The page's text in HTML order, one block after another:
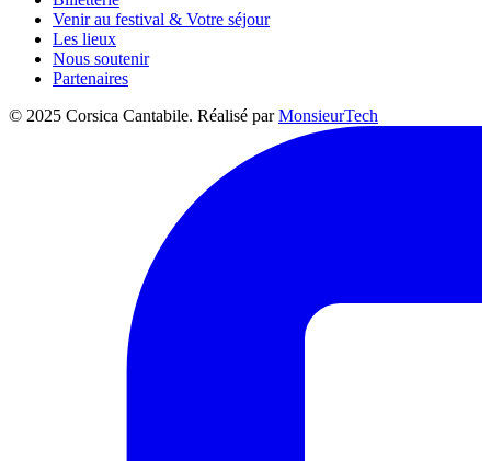
Venir au festival & Votre séjour
Les lieux
Nous soutenir
Partenaires
© 2025 Corsica Cantabile. Réalisé parMonsieurTech